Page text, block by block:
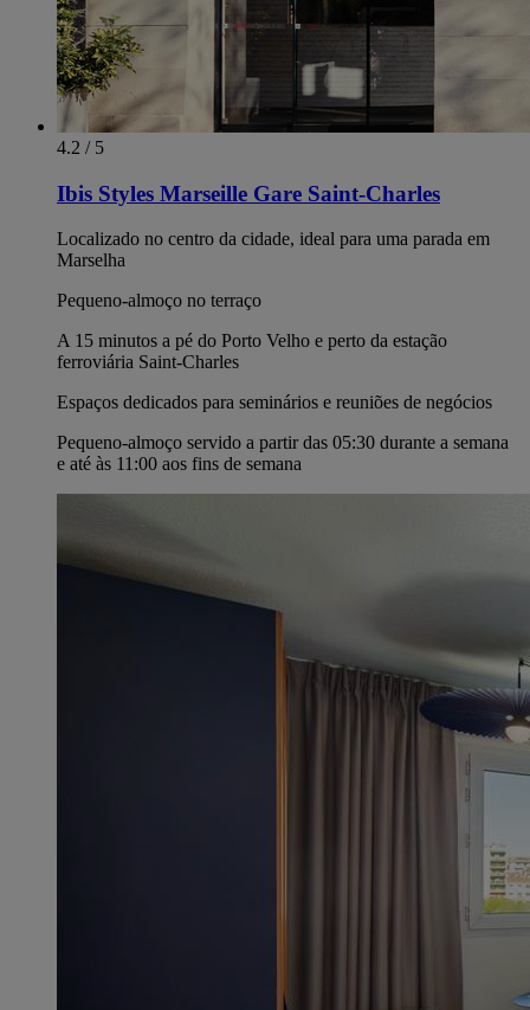
4.2 / 5
Ibis Styles Marseille Gare Saint-Charles
Localizado no centro da cidade, ideal para uma parada em
Marselha
Pequeno-almoço no terraço
A 15 minutos a pé do Porto Velho e perto da estação
ferroviária Saint-Charles
Espaços dedicados para seminários e reuniões de negócios
Pequeno-almoço servido a partir das 05:30 durante a semana
e até às 11:00 aos fins de semana